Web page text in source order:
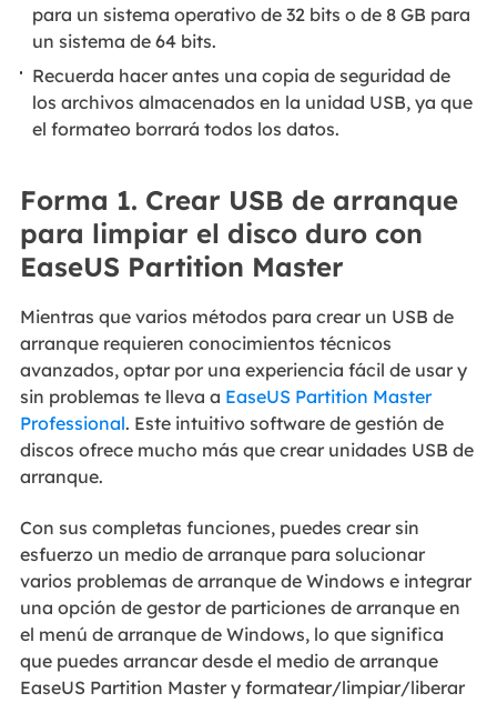
para un sistema operativo de 32 bits o de 8 GB para
un sistema de 64 bits.
Recuerda hacer antes una copia de seguridad de
los archivos almacenados en la unidad USB, ya que
el formateo borrará todos los datos.
Forma 1. Crear USB de arranque
para limpiar el disco duro con
EaseUS Partition Master
Mientras que varios métodos para crear un USB de
arranque requieren conocimientos técnicos
avanzados, optar por una experiencia fácil de usar y
sin problemas te lleva a EaseUS Partition Master
Professional. Este intuitivo software de gestión de
discos ofrece mucho más que crear unidades USB de
arranque.
Con sus completas funciones, puedes crear sin
esfuerzo un medio de arranque para solucionar
varios problemas de arranque de Windows e integrar
una opción de gestor de particiones de arranque en
el menú de arranque de Windows, lo que significa
que puedes arrancar desde el medio de arranque
EaseUS Partition Master y formatear/limpiar/liberar